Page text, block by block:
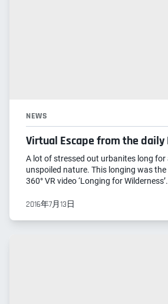
NEWS
Virtual Escape from the daily
A lot of stressed out urbanites long for
unspoiled nature. This longing was
360° VR video ‘Longing for Wilderness’.
2016年7月13日